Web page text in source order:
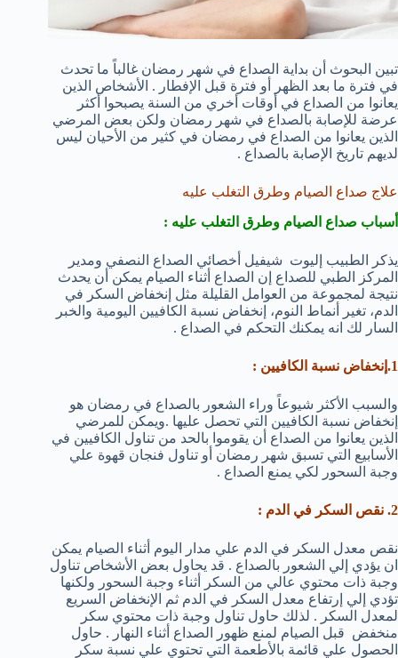
تبين البحوث أن بداية الصداع في شهر رمضان غالباً ما تحدث
في فترة ما بعد الظهر أو فترة قبل الإفطار . الأشخاص الذين
يعانوا من الصداع في أوقات أخري من السنة يصبحوا أكثر
عرضة للإصابة بالصداع في شهر رمضان ولكن بعض المرضي
الذين يعانوا من الصداع في رمضان في كثير من الأحيان ليس
لديهم تاريخ الإصابة بالصداع .
علاج صداع الصيام وطرق التغلب عليه
أسباب صداع الصيام وطرق التغلب عليه :
يذكر الطبيب إليوت شيفيل أخصائي الصداع النصفي ومدير
المركز الطبي للصداع إن الصداع أثناء الصيام يمكن أن يحدث
نتيجة لمجموعة من العوامل القليلة مثل إنخفاض السكر في
الدم، تغير أنماط النوم، إنخفاض نسبة الكافيين اليومية والخبر
السار لك انه يمكنك التحكم في الصداع .
1.إنخفاض نسبة الكافيين :
والسبب الأكثر شيوعاً وراء الشعور بالصداع في رمضان هو
إنخفاض نسبة الكافيين التي تحصل عليها .ويمكن للمرضي
الذين يعانوا من الصداع أن يقوموا بالحد من تناول الكافيين في
الأسابيع التي تسبق شهر رمضان أو تناول فنجان قهوة علي
وجبة السحور لكي يمنع الصداع .
2. نقص السكر في الدم :
نقص معدل السكر في الدم علي مدار اليوم أثناء الصيام يمكن
ان يؤدي إلي الشعور بالصداع . قد يحاول بعض الأشخاص تناول
وجبة ذات محتوي عالي من السكر أثناء وجبة السحور ولكنها
تؤدي إلي إرتفاع معدل السكر في الدم ثم الإنخفاض السريع
لمعدل السكر . لذلك حاول تناول وجبة ذات محتوي سكر
منخفض قبل الصيام لمنع ظهور الصداع أثناء النهار . حاول
الحصول علي قائمة بالأطعمة التي تحتوي علي نسبة سكر